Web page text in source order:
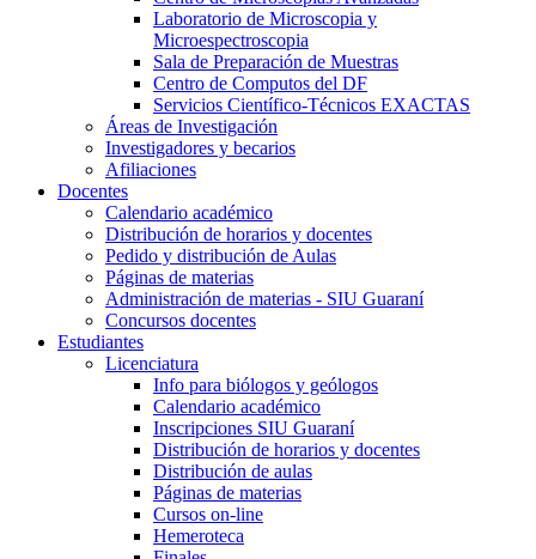
Laboratorio de Microscopia y
Microespectroscopia
Sala de Preparación de Muestras
Centro de Computos del DF
Servicios Científico-Técnicos EXACTAS
Áreas de Investigación
Investigadores y becarios
Afiliaciones
Docentes
Calendario académico
Distribución de horarios y docentes
Pedido y distribución de Aulas
Páginas de materias
Administración de materias - SIU Guaraní
Concursos docentes
Estudiantes
Licenciatura
Info para biólogos y geólogos
Calendario académico
Inscripciones SIU Guaraní
Distribución de horarios y docentes
Distribución de aulas
Páginas de materias
Cursos on-line
Hemeroteca